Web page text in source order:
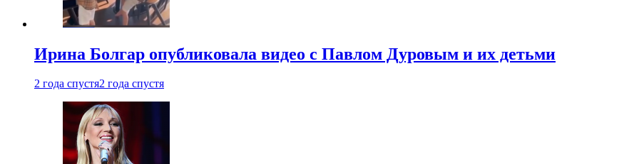
Ирина Болгар опубликовала видео с Павлом Дуровым и их детьми
2 года спустя2 года спустя